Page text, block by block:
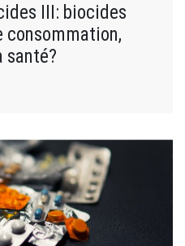
III: biocides
consommation,
santé?